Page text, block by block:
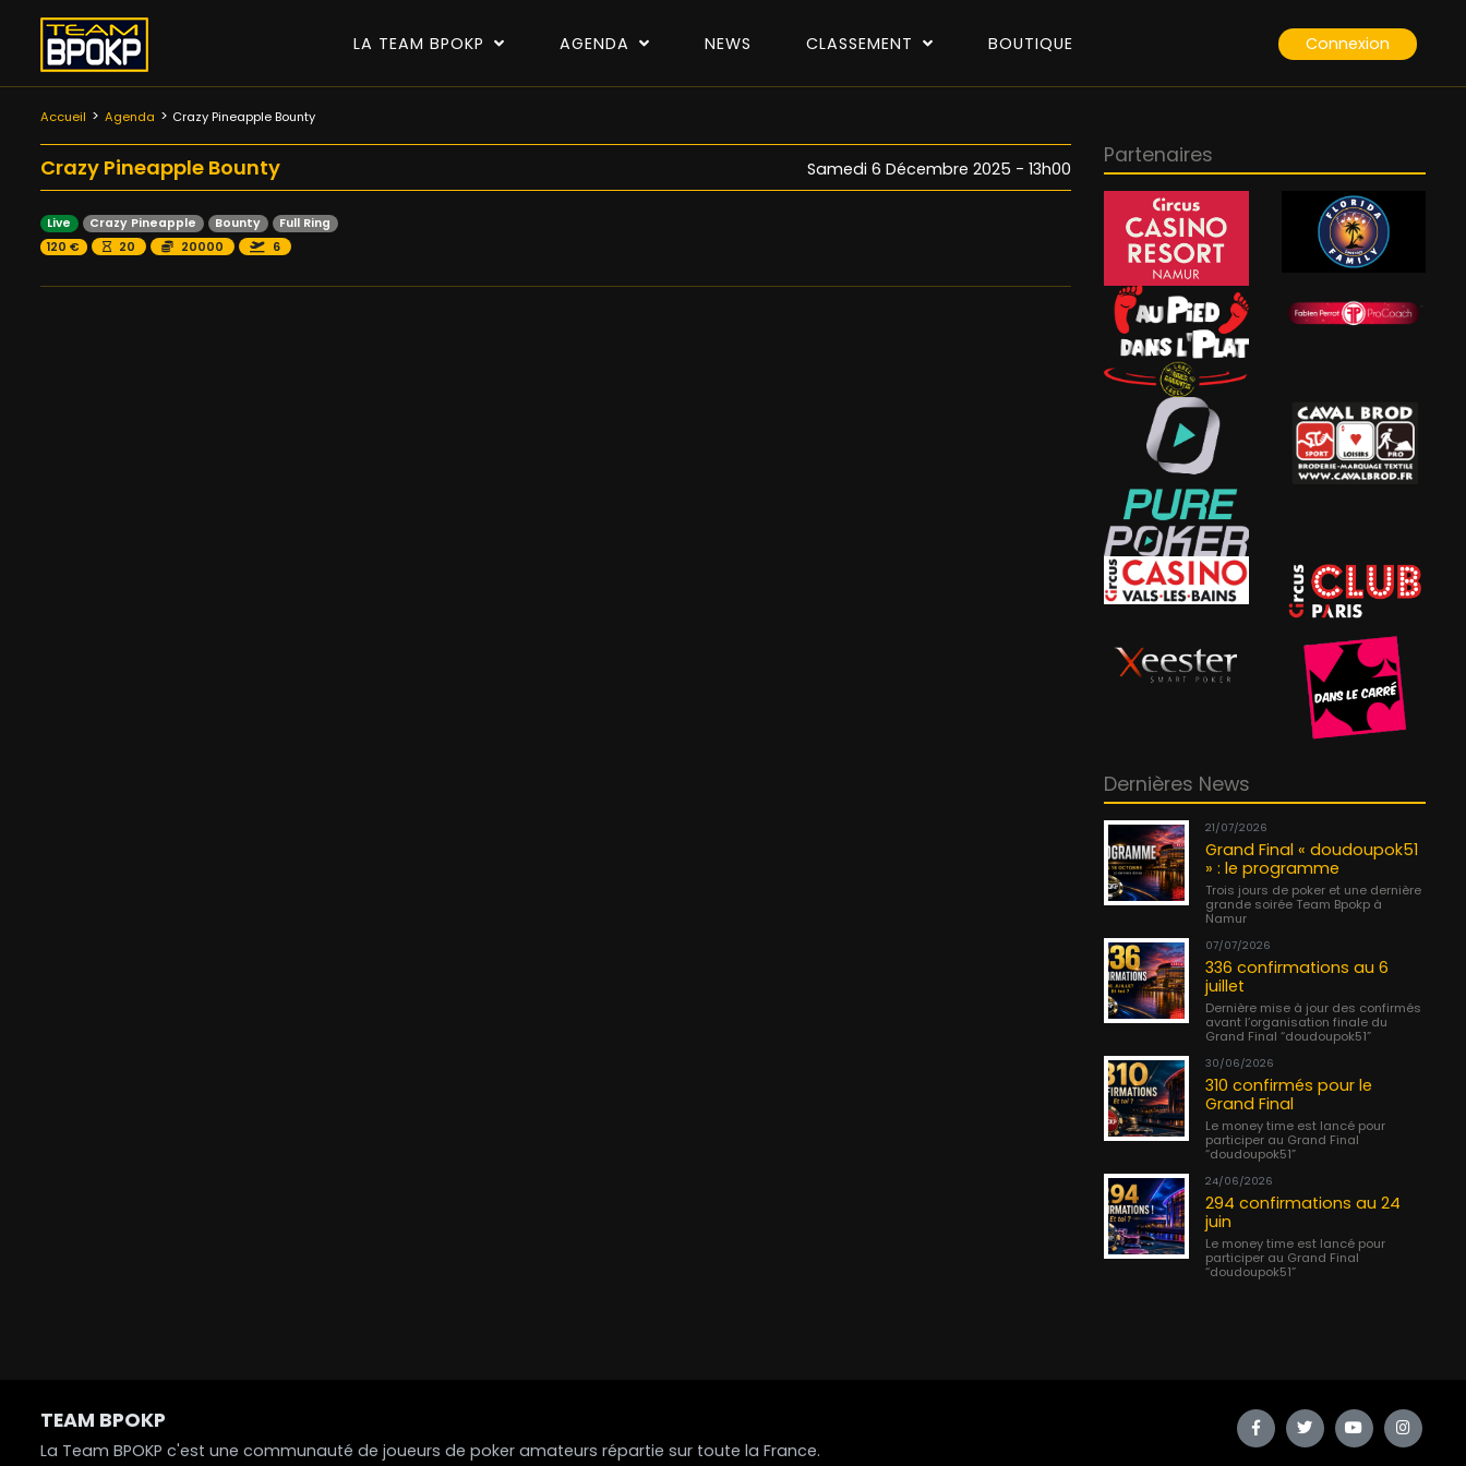
LA TEAM BPOKP AGENDA NEWS CLASSEMENT BOUTIQUE Connexion
Accueil Agenda Crazy Pineapple Bounty
Crazy Pineapple Bounty Samedi 6 Décembre 2025 - 13h00
Live Crazy Pineapple Bounty
Full Ring
120 €
20 20000 6
Partenaires
Dernières News
21/07/2026
Grand Final « doudoupok51
» : le programme
Trois jours de poker et une dernière
grande soirée Team Bpokp à
Namur
07/07/2026
336 confirmations au 6
juillet
Dernière mise à jour des confirmés
avant l’organisation finale du
Grand Final “doudoupok51”
30/06/2026
310 confirmés pour le
Grand Final
Le money time est lancé pour
participer au Grand Final
“doudoupok51”
24/06/2026
294 confirmations au 24
juin
Le money time est lancé pour
participer au Grand Final
“doudoupok51”
TEAM BPOKP
La Team BPOKP c'est une communauté de joueurs de poker amateurs répartie sur toute la France.